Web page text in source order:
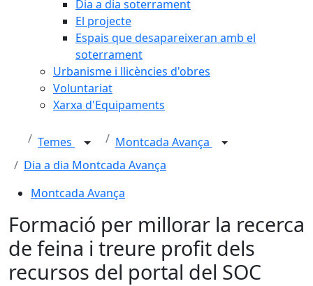
Dia a dia soterrament
El projecte
Espais que desapareixeran amb el
soterrament
Urbanisme i llicències d'obres
Voluntariat
Xarxa d'Equipaments
Temes
Montcada Avança
Dia a dia Montcada Avança
Montcada Avança
Formació per millorar la recerca
de feina i treure profit dels
recursos del portal del SOC